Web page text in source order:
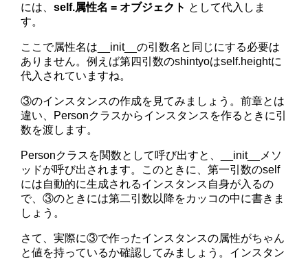
には、self.属性名 = オブジェクト として代入しま
す。
ここで属性名は__init__の引数名と同じにする必要は
ありません。例えば第四引数のshintyoはself.heightに
代入されていますね。
③のインスタンスの作成を見てみましょう。前章とは
違い、Personクラスからインスタンスを作るときに引
数を渡します。
Personクラスを関数として呼び出すと、__init__メソ
ッドが呼び出されます。このときに、第一引数のself
には自動的に生成されるインスタンス自身が入るの
で、③のときには第二引数以降をカッコの中に書きま
しょう。
さて、実際に③で作ったインスタンスの属性がちゃん
と値を持っているか確認してみましょう。インスタン